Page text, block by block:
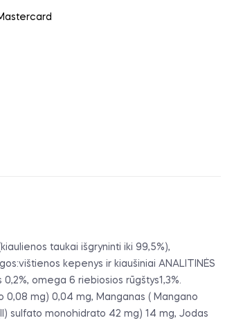
taukai išgryninti iki 99,5%),
kepenys ir kiaušiniai ANALITINĖS
omega 6 riebiosios rūgštys1,3%.
0,08 mg) 0,04 mg, Manganas ( Mangano
sulfato monohidrato 42 mg) 14 mg, Jodas